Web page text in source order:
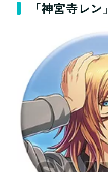
「神宮寺レン」